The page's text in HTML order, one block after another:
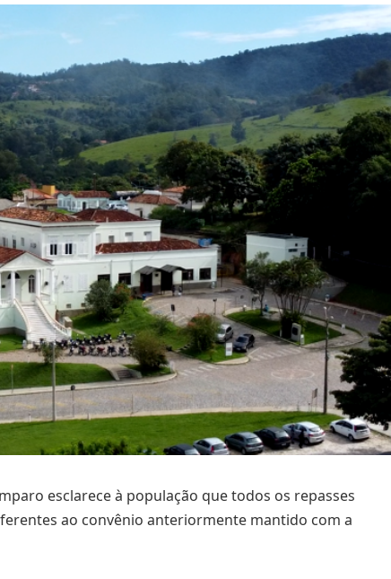
esclarece à população que todos os repasses
ao convênio anteriormente mantido com a